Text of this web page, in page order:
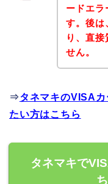
ードエラ
す。後は
り、直
せん。
⇒タネマキのVISA
たい方はこちら
タネマキで